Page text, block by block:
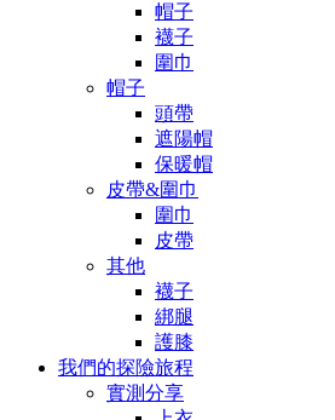
帽子
襪子
圍巾
帽子
頭帶
遮陽帽
保暖帽
皮帶&圍巾
圍巾
皮帶
其他
襪子
綁腿
護膝
我們的探險旅程
實測分享